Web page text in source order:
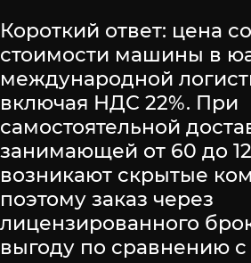
Короткий ответ: цена
стоимости машины в
международной
включая НДС 22%. При
самостоятельной
занимающей от 60 до
возникают скрытые
поэтому заказ через
лицензированного
выгоду по сравнению